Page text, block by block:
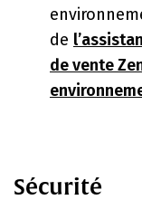
de
de vente
Sécurité